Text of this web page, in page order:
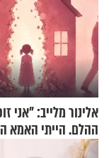
אלינור מלייב: "אני
ההלם. הייתי האמא
הבית"